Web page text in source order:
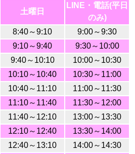
土曜日
LINE・電話(平日
のみ)
8:40～9:10
9:00～9:30
9:10～9:40
9:30～10:00
9:40～10:10
10:00～10:30
10:10～10:40
10:30～11:00
10:40～11:10
11:00～11:30
11:10～11:40
11:30～12:00
11:40～12:10
13:00～13:30
12:10～12:40
13:30～14:00
12:40～13:10
14:00～14:30